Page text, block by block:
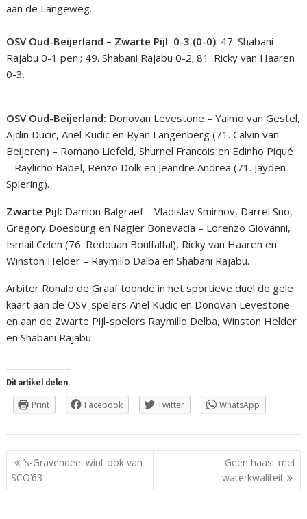
aan de Langeweg.
OSV Oud-Beijerland – Zwarte Pijl 0-3 (0-0): 47. Shabani
Rajabu 0-1 pen.; 49. Shabani Rajabu 0-2; 81. Ricky van Haaren
0-3.
OSV Oud-Beijerland: Donovan Levestone – Yaimo van Gestel,
Ajdin Ducic, Anel Kudic en Ryan Langenberg (71. Calvin van
Beijeren) – Romano Liefeld, Shurnel Francois en Edinho Piqué
– Raylicho Babel, Renzo Dolk en Jeandre Andrea (71. Jayden
Spiering).
Zwarte Pijl: Damion Balgraef – Vladislav Smirnov, Darrel Sno,
Gregory Doesburg en Nagier Bonevacia – Lorenzo Giovanni,
Ismail Celen (76. Redouan Boulfalfal), Ricky van Haaren en
Winston Helder – Raymillo Dalba en Shabani Rajabu.
Arbiter Ronald de Graaf toonde in het sportieve duel de gele
kaart aan de OSV-spelers Anel Kudic en Donovan Levestone
en aan de Zwarte Pijl-spelers Raymillo Delba, Winston Helder
en Shabani Rajabu
Dit artikel delen:
Print Facebook Twitter WhatsApp
Berichtnavigatie
’s-Gravendeel wint ook van
SCO’63
Geen haast met
waterkwaliteit